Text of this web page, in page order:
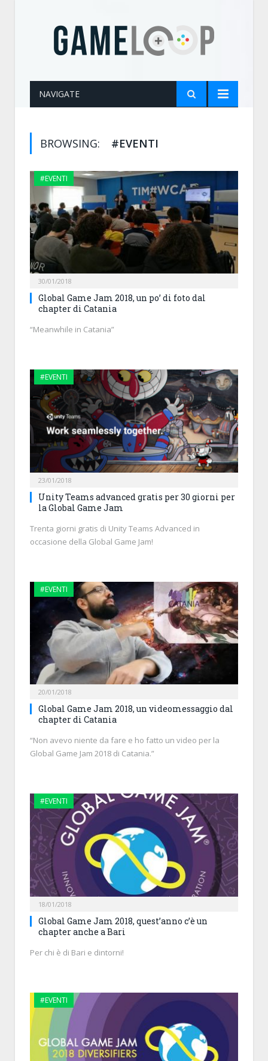
NAVIGATE
BROWSING: #EVENTI
#EVENTI
30/01/2018
Global Game Jam 2018, un po’ di foto dal
chapter di Catania
“Meanwhile in Catania”
#EVENTI
23/01/2018
Unity Teams advanced gratis per 30 giorni per
la Global Game Jam
Trenta giorni gratis di Unity Teams Advanced in
occasione della Global Game Jam!
#EVENTI
20/01/2018
Global Game Jam 2018, un videomessaggio dal
chapter di Catania
“Non avevo niente da fare e ho fatto un video per la
Global Game Jam 2018 di Catania.”
#EVENTI
18/01/2018
Global Game Jam 2018, quest’anno c’è un
chapter anche a Bari
Per chi è di Bari e dintorni!
#EVENTI